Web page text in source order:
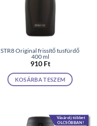
STR8 Original frissítő tusfürdő
400 ml
910 Ft
KOSÁRBA TESZEM
Vásárolj többet
OLCSÓBBAN!